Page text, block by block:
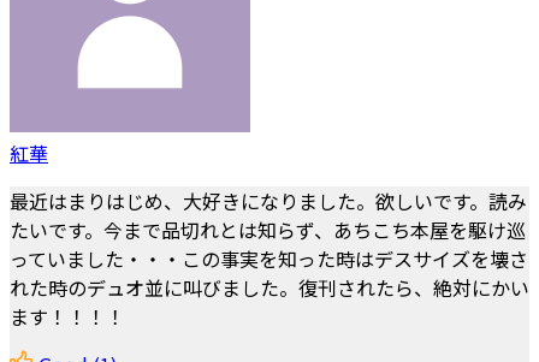
紅華
最近はまりはじめ、大好きになりました。欲しいです。読み
たいです。今まで品切れとは知らず、あちこち本屋を駆け巡
っていました・・・この事実を知った時はデスサイズを壊さ
れた時のデュオ並に叫びました。復刊されたら、絶対にかい
ます！！！！